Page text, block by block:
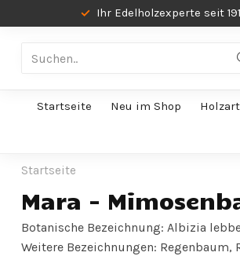
Ihr Edelholzexperte seit
Startseite Neu im Shop
Startseite
Mara -
Botanische Bezeichnung: Albizia
Weitere Bezeichnungen: Regenbaum,